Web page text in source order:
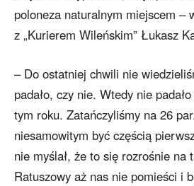
poloneza naturalnym miejscem –
z „Kurierem Wileńskim” Łukasz
– Do ostatniej chwili nie
padało, czy nie. Wtedy nie
tym roku. Zatańczyliśmy na 26
niesamowitym być częścią
nie myślał, że to się rozrośnie na
Ratuszowy aż nas nie pomieści i